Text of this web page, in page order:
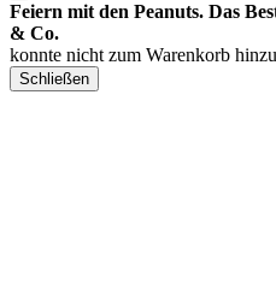
Feiern mit den Peanuts. Das
& Co.
konnte nicht zum Warenkorb
Schließen